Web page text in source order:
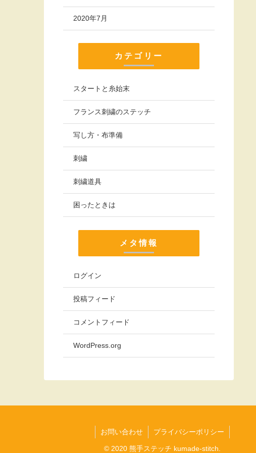
2020年7月
カテゴリー
スタートと糸始末
フランス刺繍のステッチ
写し方・布準備
刺繍
刺繍道具
困ったときは
メタ情報
ログイン
投稿フィード
コメントフィード
WordPress.org
お問い合わせ プライバシーポリシー
© 2020 熊手ステッチ kumade-stitch.